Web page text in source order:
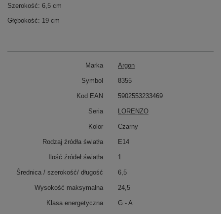
Szerokość: 6,5 cm
Głębokość: 19 cm
Marka Argon
Symbol 8355
Kod EAN 5902553233469
Seria LORENZO
Kolor Czarny
Rodzaj źródła światła E14
Ilość źródeł światła 1
Średnica / szerokość/ długość 6,5
Wysokość maksymalna 24,5
Klasa energetyczna G - A